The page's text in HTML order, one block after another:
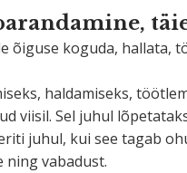
õiguse koguda,
halda­miseks,
viisil. Sel juhul
juhul, kui see tagab
ning vabadust.